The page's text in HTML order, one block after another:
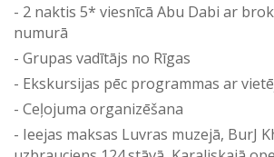
2 naktis 5* viesnīcā Abu Dabi ar
numurā
Grupas vadītājs no Rīgas
Ekskursijas pēc programmas ar
Ceļojuma organizēšana
Ieejas maksas Luvras muzejā, BurJ